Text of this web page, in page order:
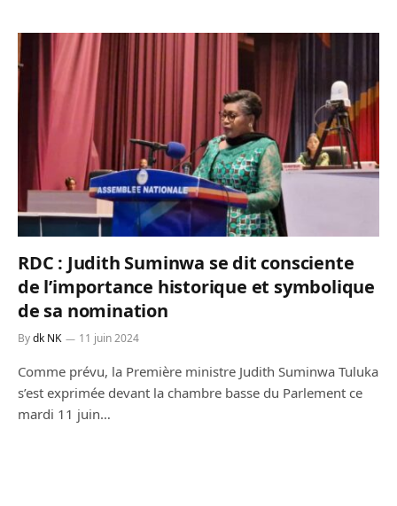
RDC : Judith Suminwa se dit consciente
de l’importance historique et symbolique
de sa nomination
Bydk NK 11 juin 2024
Comme prévu, la Première ministre Judith Suminwa Tuluka
s’est exprimée devant la chambre basse du Parlement ce
mardi 11 juin…